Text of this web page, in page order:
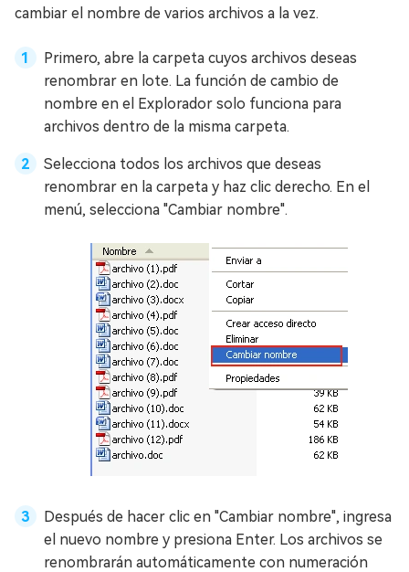
cambiar el nombre de varios archivos a la vez.
Primero, abre la carpeta cuyos archivos deseas
renombrar en lote. La función de cambio de
nombre en el Explorador solo funciona para
archivos dentro de la misma carpeta.
Selecciona todos los archivos que deseas
renombrar en la carpeta y haz clic derecho. En el
menú, selecciona "Cambiar nombre".
Después de hacer clic en "Cambiar nombre", ingresa
el nuevo nombre y presiona Enter. Los archivos se
renombrarán automáticamente con numeración